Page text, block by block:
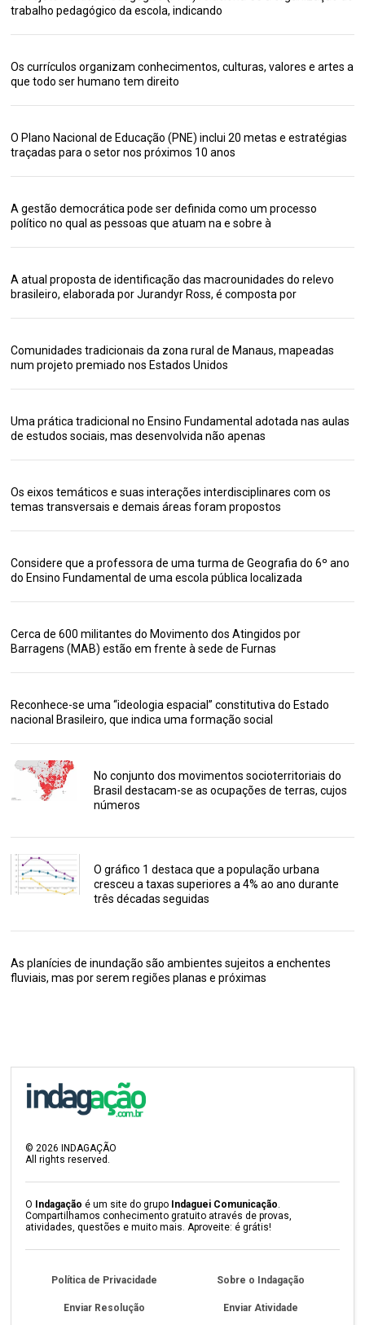
trabalho pedagógico da escola, indicando
Os currículos organizam conhecimentos, culturas, valores e artes a
que todo ser humano tem direito
O Plano Nacional de Educação (PNE) inclui 20 metas e estratégias
traçadas para o setor nos próximos 10 anos
A gestão democrática pode ser definida como um processo
político no qual as pessoas que atuam na e sobre à
A atual proposta de identificação das macrounidades do relevo
brasileiro, elaborada por Jurandyr Ross, é composta por
Comunidades tradicionais da zona rural de Manaus, mapeadas
num projeto premiado nos Estados Unidos
Uma prática tradicional no Ensino Fundamental adotada nas aulas
de estudos sociais, mas desenvolvida não apenas
Os eixos temáticos e suas interações interdisciplinares com os
temas transversais e demais áreas foram propostos
Considere que a professora de uma turma de Geografia do 6º ano
do Ensino Fundamental de uma escola pública localizada
Cerca de 600 militantes do Movimento dos Atingidos por
Barragens (MAB) estão em frente à sede de Furnas
Reconhece-se uma “ideologia espacial” constitutiva do Estado
nacional Brasileiro, que indica uma formação social
No conjunto dos movimentos socioterritoriais do
Brasil destacam-se as ocupações de terras, cujos
números
O gráfico 1 destaca que a população urbana
cresceu a taxas superiores a 4% ao ano durante
três décadas seguidas
As planícies de inundação são ambientes sujeitos a enchentes
fluviais, mas por serem regiões planas e próximas
© 2026 INDAGAÇÃO
All rights reserved.
O Indagação é um site do grupo Indaguei Comunicação
Compartilhamos conhecimento gratuito através de provas,
atividades, questões e muito mais. Aproveite: é grátis!
Política de Privacidade Sobre o Indagação
Enviar Resolução Enviar Atividade